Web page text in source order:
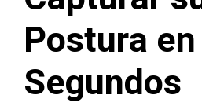
Postura
Segundos